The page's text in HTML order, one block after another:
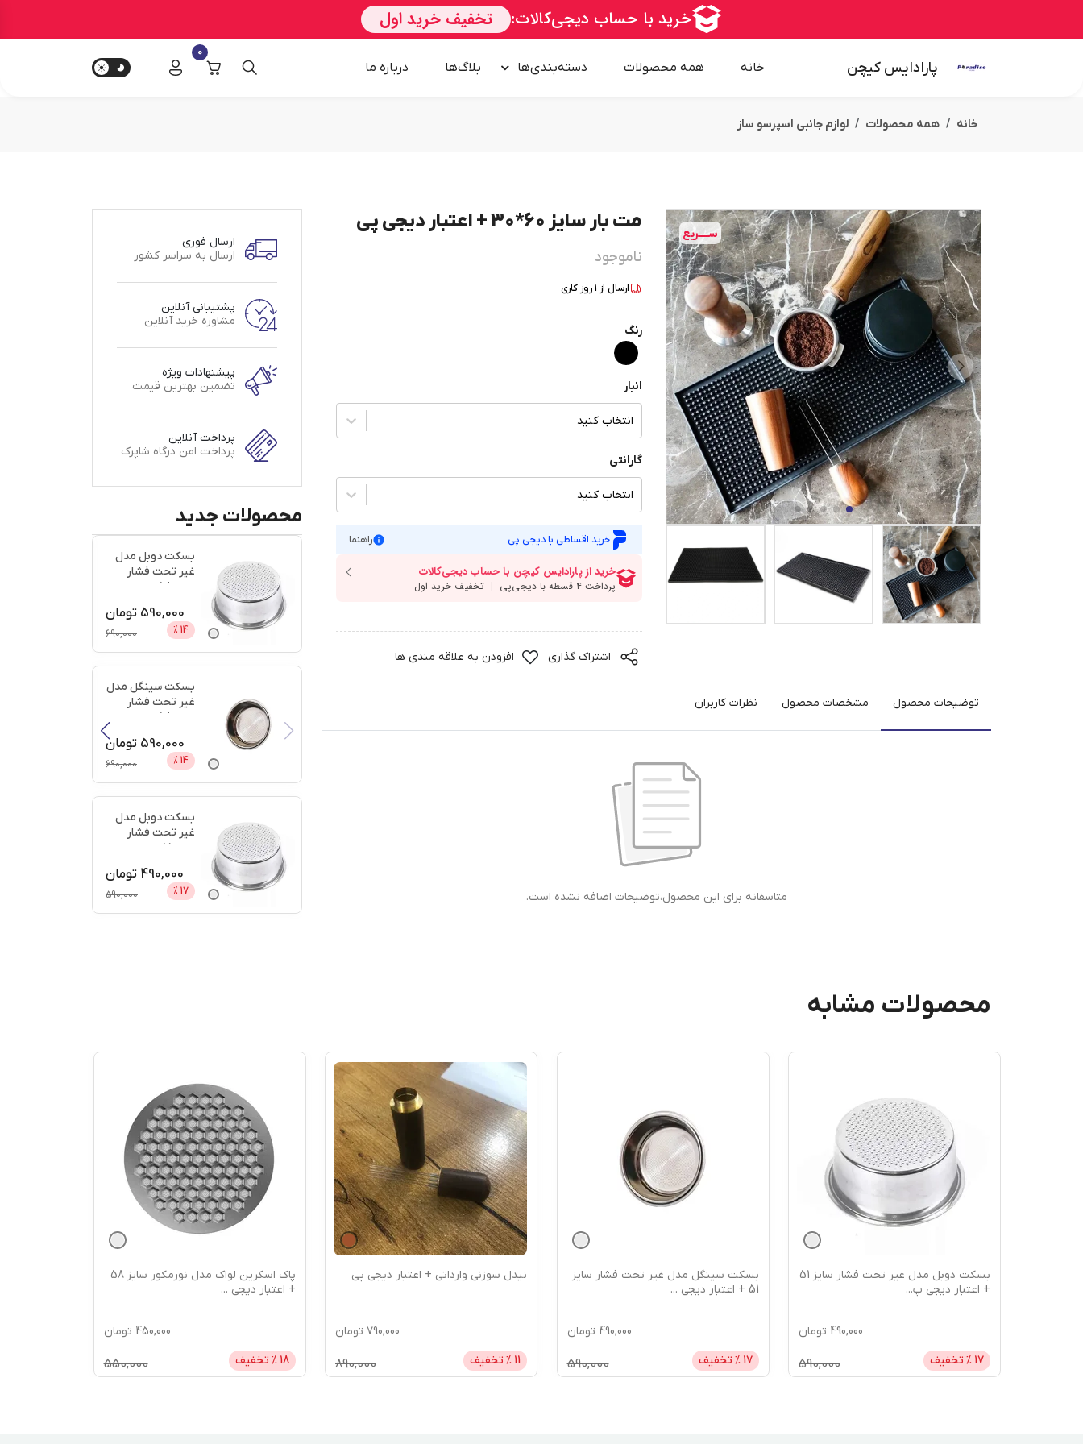
پارادایس کیچن خانه همه محصولات دسته‌بندی‌ها بلاگ‌ها درباره‌ ما
0
خانه همه محصولات لوازم جانبی اسپرسو ساز
ســــریع مت بار سایز 60*30 + اعتبار دیجی پی
ناموجود
ارسال از 1روز کاری
رنگ
انبار
انتخاب کنید
گارانتی
انتخاب کنید
خرید اقساطی با دیجی پی راهنما
اشتراک گذاری افزودن به علاقه مندی ها
توضیحات محصول مشخصات محصول نظرات کاربران
متاسفانه برای این محصول،توضیحات اضافه نشده است.
ارسال فوری
ارسال به سراسر کشور
پشتیبانی آنلاین
مشاوره خرید آنلاین
پیشنهادات ویژه
تضمین بهترین قیمت
پرداخت آنلاین
پرداخت امن درگاه شاپرک
محصولات جدید
بسکت دوبل مدل
غیر تحت فشار
590,000 تومان
14
%
690,000
بسکت سینگل مدل
غیر تحت فشار
590,000 تومان
14
%
690,000
بسکت دوبل مدل
غیر تحت فشار
490,000 تومان
17
%
590,000
محصولات مشابه
بسکت دوبل مدل غیر تحت فشار سایز 51
+ اعتبار دیجی پ...
490,000 تومان
17 % تخفیف 590,000
بسکت سینگل مدل غیر تحت فشار سایز
51 + اعتبار دیجی
...
490,000 تومان
17 % تخفیف 590,000
نیدل سوزنی وارداتی + اعتبار دیجی پی
790,000 تومان
11 % تخفیف 890,000
پاک اسکرین لواک مدل نورمکور سایز 58
+ اعتبار دیجی ...
450,000 تومان
18 % تخفیف 550,000